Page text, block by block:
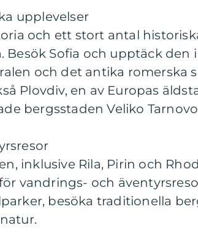
upplevelser
och ett stort antal
Besök Sofia och upptäck den
och det antika romerska
Plovdiv, en av Europas
bergsstaden Veliko
inklusive Rila, Pirin och
vandrings- och
besöka traditionella